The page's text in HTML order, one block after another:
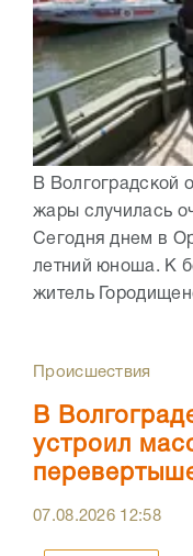
В Волгоградской
жары случилась
Сегодня днем в
летний юноша. К
житель
Происшествия
В
устроил
07.08.2026 12:58